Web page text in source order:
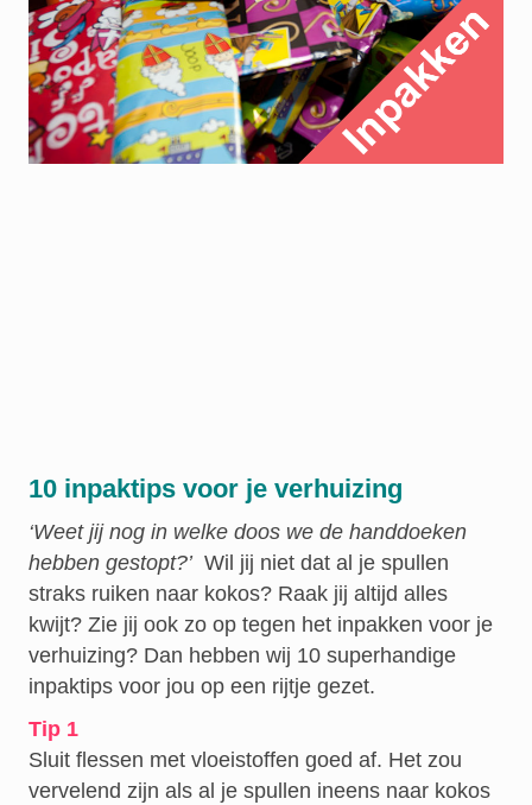
10 inpaktips voor je verhuizing
‘Weet jij nog in welke doos we de handdoeken
hebben gestopt?’Wil jij niet dat al je spullen
straks ruiken naar kokos? Raak jij altijd alles
kwijt? Zie jij ook zo op tegen het inpakken voor je
verhuizing? Dan hebben wij 10 superhandige
inpaktips voor jou op een rijtje gezet.
Tip 1
Sluit flessen met vloeistoffen goed af. Het zou
vervelend zijn als al je spullen ineens naar kokos